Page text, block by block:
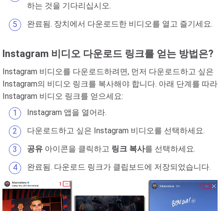
하는 것을 기다리십시오.
완료됨. 장치에서 다운로드한 비디오를 열고 즐기세요.
Instagram 비디오 다운로드 링크를 얻는 방법은?
Instagram 비디오를 다운로드하려면, 먼저 다운로드하고 싶은
Instagram의 비디오 링크를 복사해야 합니다. 아래 단계를 따라
Instagram 비디오 링크를 얻으세요:
Instagram 앱을 열어라.
다운로드하고 싶은 Instagram 비디오를 선택하세요.
공유 아이콘을 클릭하고 링크 복사를 선택하세요.
완료됨. 다운로드 링크가 클립보드에 저장되었습니다.